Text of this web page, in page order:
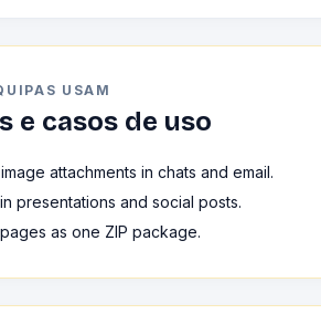
USAM
e casos de uso
attachments in chats and email.
presentations and social posts.
as one ZIP package.